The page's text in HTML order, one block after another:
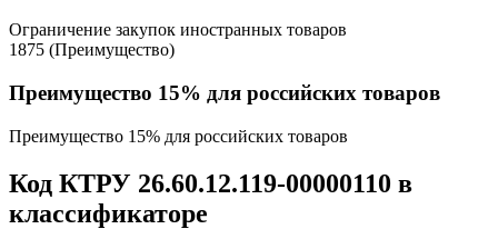
Ограничение закупок иностранных товаров
1875 (Преимущество)
Преимущество 15% для российских товаров
Преимущество 15% для российских товаров
Код КТРУ 26.60.12.119-00000110 в
классификаторе